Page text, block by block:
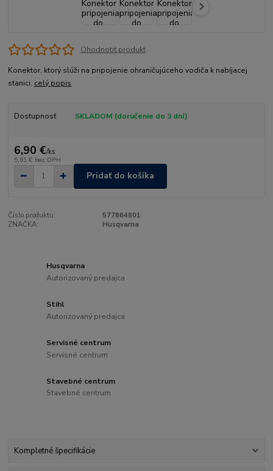
Ohodnotiť produkt
Konektor, ktorý slúži na pripojenie ohraničujúceho vodiča k nabíjacej
stanici. celý popis
Dostupnosť SKLADOM (doručenie do 3 dní)
6,90 €/ks
5,61 € bez DPH
Pridať do košíka
Číslo produktu:
577864801
ZNAČKA:
Husqvarna
Husqvarna
Autorizovaný predajca
Stihl
Autorizovaný predajca
Servisné centrum
Servisné centrum
Stavebné centrum
Stavebné centrum
Kompletné špecifikácie